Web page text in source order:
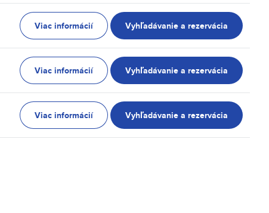
Viac informácií Vyhľadávanie a rezervácia
Viac informácií Vyhľadávanie a rezervácia
Viac informácií Vyhľadávanie a rezervácia